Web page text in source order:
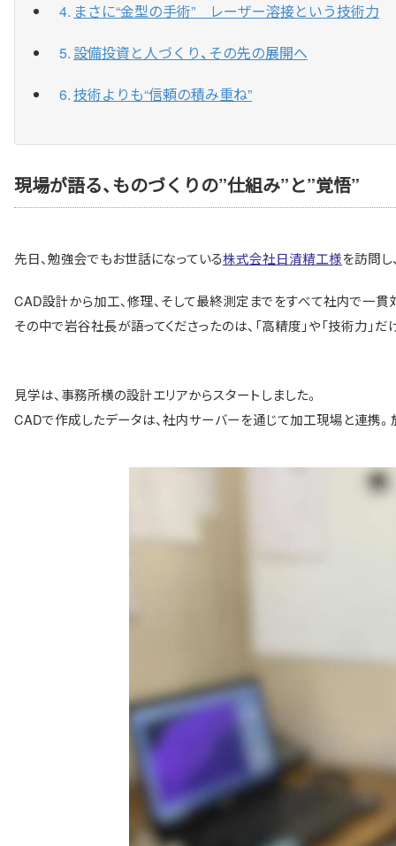
まさに“金型の手術” レーザー溶接という技術力
設備投資と人づくり、その先の展開へ
技術よりも“信頼の積み重ね”
現場が語る、ものづくりの”仕組み”と”覚悟”
先日、勉強会でもお世話になっている株式会社日清精工様を訪問
CAD設計から加工、修理、そして最終測定までをすべて社内で一貫
その中で岩谷社長が語ってくださったのは、「高精度」や「技術力」だ
見学は、事務所横の設計エリアからスタートしました。
CADで作成したデータは、社内サーバーを通じて加工現場と連携。